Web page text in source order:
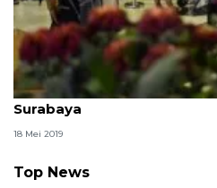
Menyambut kesiapan
Surabaya
18 Mei 2019
Top News